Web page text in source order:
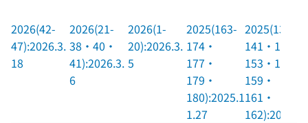
2026(42-
47):2026.3.
18
2026(21-
38・40・
41):2026.3.
6
2026(1-
20):2026.3.
5
2025(163-
174・
177・
179・
180):2025.1
1.27
2025(132-
141・143-
153・155-
159・
161・
162):20